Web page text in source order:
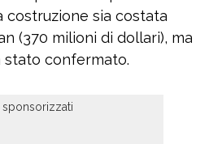
costruzione sia costata
(370 milioni di dollari), ma
stato confermato.